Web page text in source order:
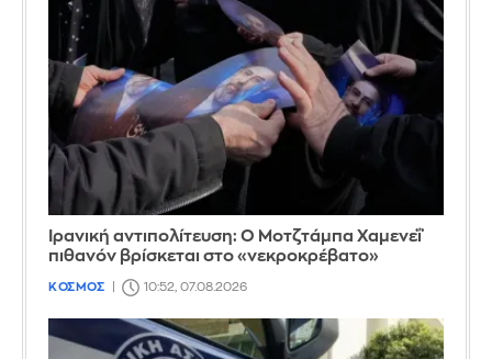
Ιρανική αντιπολίτευση: Ο Μοτζτάμπα Χαμενεΐ
πιθανόν βρίσκεται στο «νεκροκρέβατο»
ΚΟΣΜΟΣ 10:52, 07.08.2026